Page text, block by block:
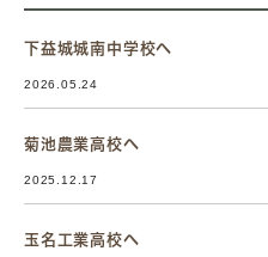
下益城城南中学校へ
2026.05.24
菊池農業高校へ
2025.12.17
玉名工業高校へ